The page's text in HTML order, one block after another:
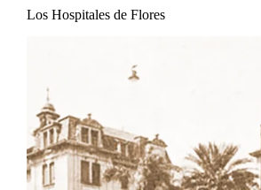
Los Hospitales de Flores